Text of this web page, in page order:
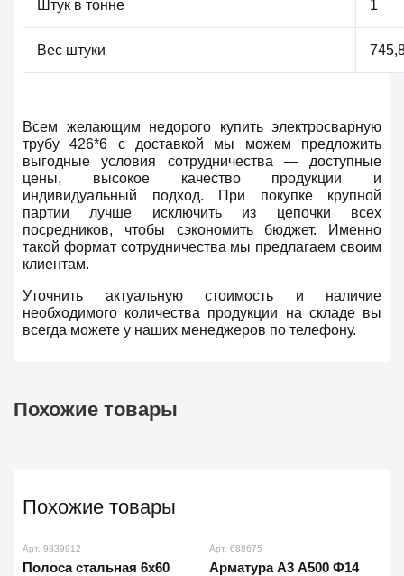
Штук в тонне 1
Вес штуки
Всем желающим недорого купить электросварную
трубу 426*6 с доставкой мы можем предложить
выгодные условия сотрудничества — доступные
цены, высокое качество продукции и
индивидуальный подход. При покупке крупной
партии лучше исключить из цепочки всех
посредников, чтобы сэкономить бюджет. Именно
такой формат сотрудничества мы предлагаем своим
клиентам.
Уточнить актуальную стоимость и наличие
необходимого количества продукции на складе вы
всегда можете у наших менеджеров по телефону.
Похожие товары
Похожие товары
Арт. 9839912
Полоса стальная 6х60
Арт. 688675
Арматура А3 А500 Ф14